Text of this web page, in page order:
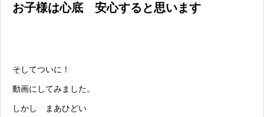
お子様は心底 安心すると思います
そしてついに！
動画にしてみました。
しかし まあひどい